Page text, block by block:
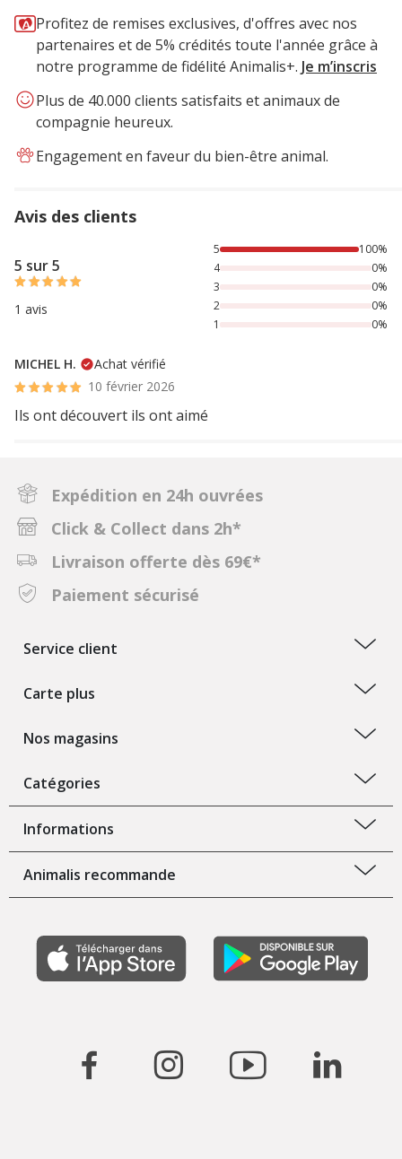
Profitez de remises exclusives, d'offres avec nos
partenaires et de 5% crédités toute l'année grâce à
notre programme de fidélité Animalis+. Je m’inscris
Plus de 40.000 clients satisfaits et animaux de
compagnie heureux.
Engagement en faveur du bien-être animal.
Avis des clients
5 sur 5
1 avis
100% des personnes lont noté avec {1} étoiles,
5
100%
4
0%
3
0%
2
0%
1
0%
MICHEL H.
Achat vérifié
10 février 2026
Ils ont découvert ils ont aimé
Expédition en 24h ouvrées
Click & Collect dans 2h*
Livraison offerte dès 69€*
Paiement sécurisé
Service client
Carte plus
Nos magasins
Catégories
Informations
Animalis recommande